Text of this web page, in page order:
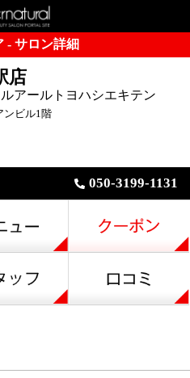
- サロン詳細
店
アールトヨハシエキテン
ンビル1階
050-3199-1131